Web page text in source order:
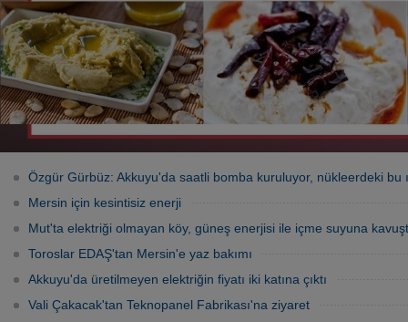
Özgür Gürbüz: Akkuyu'da saatli bomba kuruluyor, nükleerdeki bu
Mersin için kesintisiz enerji
Mut'ta elektriği olmayan köy, güneş enerjisi ile içme suyuna
Toroslar EDAŞ'tan Mersin'e yaz bakımı
Akkuyu'da üretilmeyen elektriğin fiyatı iki katına çıktı
Vali Çakacak'tan Teknopanel Fabrikası'na ziyaret